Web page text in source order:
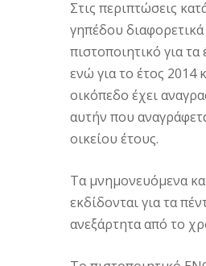
Στις περιπτώσεις
γηπέδου
πιστοποιητικό για
ενώ για το έτος 2014
οικόπεδο έχει
αυτήν που
οικείου έτους.
Τα μνημονευόμενα
εκδίδονται για τα
ανεξάρτητα από το